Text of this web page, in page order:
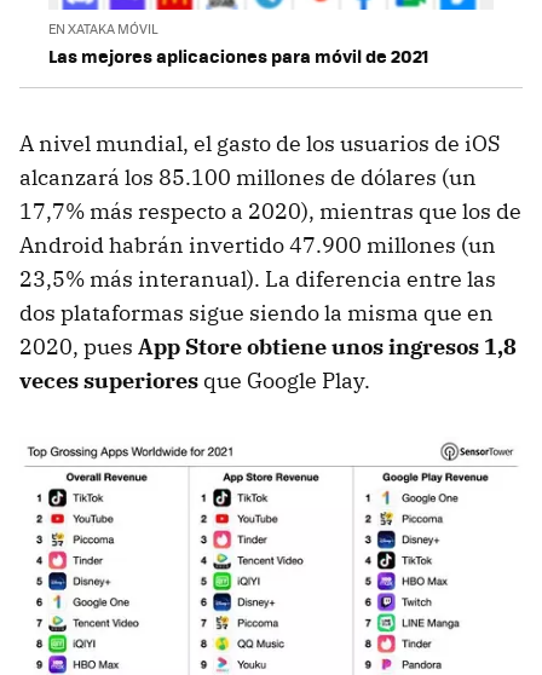
EN XATAKA MÓVIL
Las mejores aplicaciones para móvil de 2021
A nivel mundial, el gasto de los usuarios de iOS
alcanzará los 85.100 millones de dólares (un
17,7% más respecto a 2020), mientras que los de
Android habrán invertido 47.900 millones (un
23,5% más interanual). La diferencia entre las
dos plataformas sigue siendo la misma que en
2020, pues App Store obtiene unos ingresos 1,8
veces superiores que Google Play.